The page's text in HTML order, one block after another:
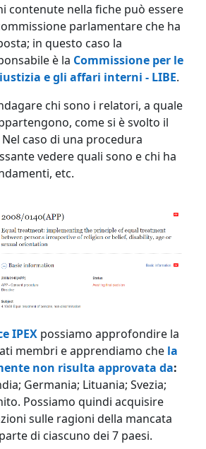
contenute nella fiche può essere
parlamentare che ha
in questo caso la
è la Commissione per le
e gli affari interni - LIBE.
chi sono i relatori, a quale
come si è svolto il
caso di una procedura
vedere quali sono e chi ha
etc.
IPEX possiamo approfondire la
membri e apprendiamo che la
non risulta approvata da:
Germania; Lituania; Svezia;
Possiamo quindi acquisire
sulle ragioni della mancata
di ciascuno dei 7 paesi.